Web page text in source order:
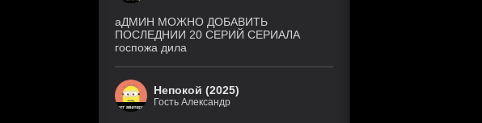
аДМИН МОЖНО ДОБАВИТЬ
ПОСЛЕДНИИ 20 СЕРИЙ СЕРИАЛА
госпожа дила
Непокой (2025)
Гость Александр